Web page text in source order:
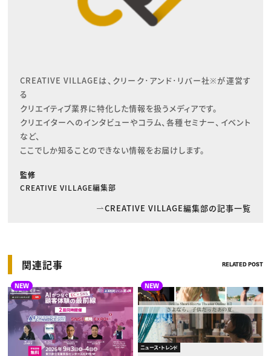
CREATIVE VILLAGEは、クリーク･アンド･リバー社※が運営す
る
クリエイティブ業界に特化した情報を扱うメディアです。
クリエイターへのインタビューやコラム、各種セミナー、イベント
など、
ここでしか知ることのできない情報をお届けします。
監修
CREATIVE VILLAGE編集部
CREATIVE VILLAGE編集部の記事一覧
関連記事 RELATED POST
NEW NEW
ニュース・トレンド